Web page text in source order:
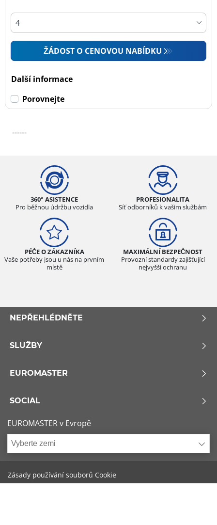
ŽÁDOST O CENOVOU NABÍDKU
Další informace
Porovnejte
------
360° ASISTENCE
Pro běžnou údržbu vozidla
PROFESIONALITA
Síť odborníků k vašim službám
PÉČE O ZÁKAZNÍKA
Vaše potřeby jsou u nás na prvním
místě
MAXIMÁLNÍ BEZPEČNOST
Provozní standardy zajišťující
nejvyšší ochranu
NEPŘEHLÉDNĚTE
SLUŽBY
EUROMASTER
SOCIAL
EUROMASTER v Evropě
Vyberte zemi
Zásady používání souborů Cookie